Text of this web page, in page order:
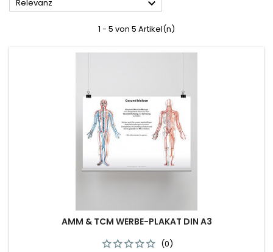
Relevanz 
1 - 5 von 5 Artikel(n)
AMM & TCM WERBE-PLAKAT DIN A3
(0)